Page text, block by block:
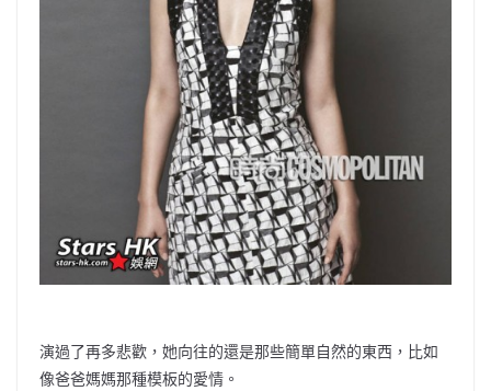
演過了再多悲歡，她向往的還是那些簡單自然的東西，比如
像爸爸媽媽那種模板的愛情。